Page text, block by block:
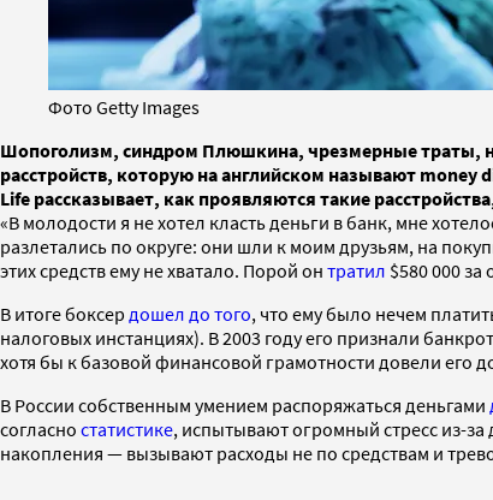
Фото Getty Images
Шопоголизм, синдром Плюшкина, чрезмерные траты,
расстройств, которую на английском называют
Life рассказывает, как проявляются такие
«В молодости я не хотел класть деньги в банк, мне
разлетались по округе: они шли к моим друзьям, на
этих средств ему не хватало. Порой он тратил $580 000
В итоге боксер дошел до того, что ему было нечем
налоговых инстанциях). В 2003 году его признали
хотя бы к базовой финансовой грамотности довели его
В России собственным умением распоряжаться деньгами
согласно статистике, испытывают огромный стресс из-
накопления — вызывают расходы не по средствам и